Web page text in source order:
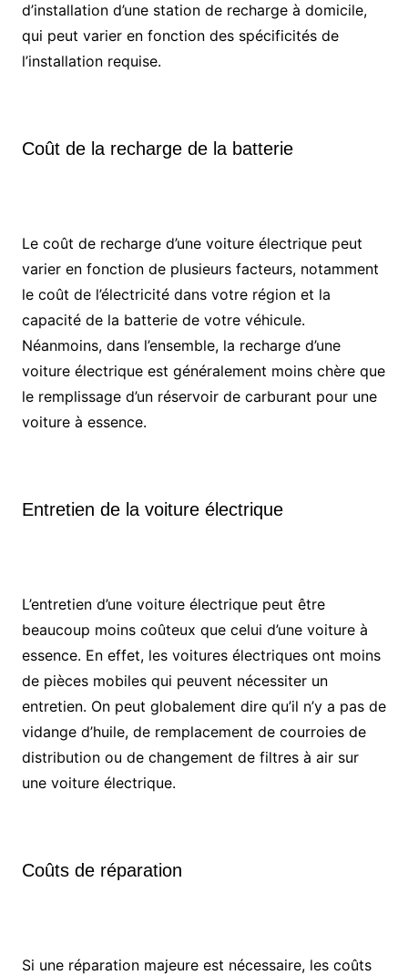
d’installation d’une station de recharge à domicile,
qui peut varier en fonction des spécificités de
l’installation requise.
Coût de la recharge de la batterie
Le coût de recharge d’une voiture électrique peut
varier en fonction de plusieurs facteurs, notamment
le coût de l’électricité dans votre région et la
capacité de la batterie de votre véhicule.
Néanmoins, dans l’ensemble, la recharge d’une
voiture électrique est généralement moins chère que
le remplissage d’un réservoir de carburant pour une
voiture à essence.
Entretien de la voiture électrique
L’entretien d’une voiture électrique peut être
beaucoup moins coûteux que celui d’une voiture à
essence. En effet, les voitures électriques ont moins
de pièces mobiles qui peuvent nécessiter un
entretien. On peut globalement dire qu’il n’y a pas de
vidange d’huile, de remplacement de courroies de
distribution ou de changement de filtres à air sur
une voiture électrique.
Coûts de réparation
Si une réparation majeure est nécessaire, les coûts